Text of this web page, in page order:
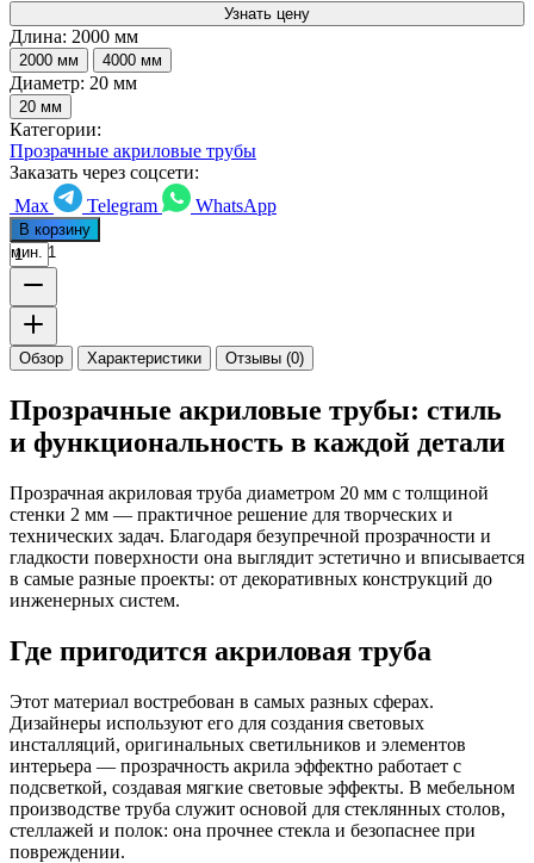
Узнать цену
Длина: 2000 мм
2000 мм 4000 мм
Диаметр: 20 мм
20 мм
Категории:
Прозрачные акриловые трубы
Заказать через соцсети:
Max
Telegram WhatsApp
В корзину
мин. 1
Обзор Характеристики Отзывы (0)
Прозрачные акриловые трубы: стиль
и функциональность в каждой детали
Прозрачная акриловая труба диаметром 20 мм с толщиной
стенки 2 мм — практичное решение для творческих и
технических задач. Благодаря безупречной прозрачности и
гладкости поверхности она выглядит эстетично и вписывается
в самые разные проекты: от декоративных конструкций до
инженерных систем.
Где пригодится акриловая труба
Этот материал востребован в самых разных сферах.
Дизайнеры используют его для создания световых
инсталляций, оригинальных светильников и элементов
интерьера — прозрачность акрила эффектно работает с
подсветкой, создавая мягкие световые эффекты. В мебельном
производстве труба служит основой для стеклянных столов,
стеллажей и полок: она прочнее стекла и безопаснее при
повреждении.